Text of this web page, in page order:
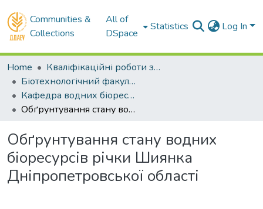
Communities &
Collections
All of
DSpace
Statistics Log In
Home
Кваліфікаційні роботи здобувачів вищої освіти
Біотехнологічний факультет
Кафедра водних біоресурсів та аквакультури. Бакалаври
Обґрунтування стану водних біоресурсів річки Шиянка Дніпропетровської області
Обґрунтування стану водних
біоресурсів річки Шиянка
Дніпропетровської області